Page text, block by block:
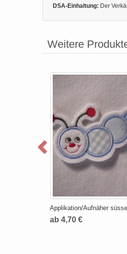
DSA-Einhaltung: Der
Weitere
Applikation/Aufnäher
ab 4,70 €